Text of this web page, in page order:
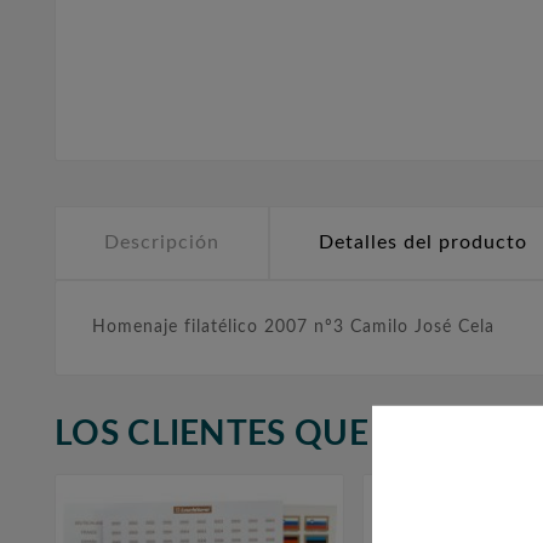
Descripción Detalles del producto
Homenaje filatélico 2007 nº3 Camilo José Cela
LOS CLIENTES QUE